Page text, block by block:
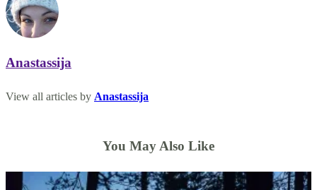
Anastassija
View all articles by Anastassija
You May Also Like